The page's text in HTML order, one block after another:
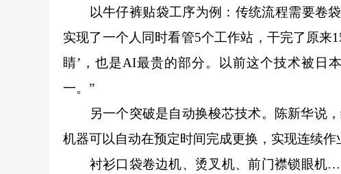
以牛仔裤贴袋工序为例：传统流程需要卷袋
实现了一个人同时看管5个工作站，干完了原来
睛’，也是AI最贵的部分。以前这个技术被日
一。”
另一个突破是自动换梭芯技术。陈新华说，
机器可以自动在预定时间完成更换，实现连续作
衬衫口袋卷边机、烫叉机、前门襟锁眼机